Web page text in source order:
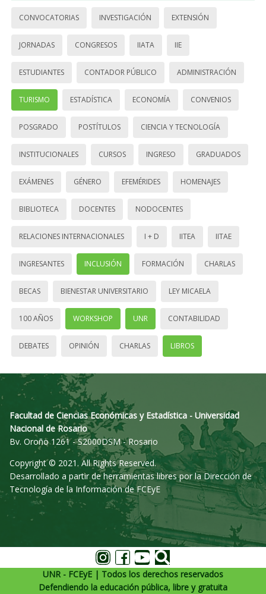
CONVOCATORIAS INVESTIGACIÓN EXTENSIÓN
JORNADAS CONGRESOS IIATA IIE
ESTUDIANTES CONTADOR PÚBLICO ADMINISTRACIÓN
TURISMO ESTADÍSTICA ECONOMÍA CONVENIOS
POSGRADO POSTÍTULOS CIENCIA Y TECNOLOGÍA
INSTITUCIONALES CURSOS INGRESO GRADUADOS
EXÁMENES GÉNERO EFEMÉRIDES HOMENAJES
BIBLIOTECA DOCENTES NODOCENTES
RELACIONES INTERNACIONALES I + D IITEA IITAE
INGRESANTES INCLUSIÓN FORMACIÓN CHARLAS
BECAS BIENESTAR UNIVERSITARIO LEY MICAELA
100 AÑOS WORKSHOP UNR CONTABILIDAD
DEBATES OPINIÓN CHARLAS LIBROS
Facultad de Ciencias Económicas y Estadística - Universidad
Nacional de Rosario
Bv. Oroño 1261 - S2000DSM - Rosario
Copyright © 2021. All Rights Reserved.
Desarrollado a partir de herramientas libres por la Dirección de
Tecnología de la Información de FCEyE
UNR - FCEyE | Todos los derechos reservados
Defendiendo la educación pública, libre y gratuita